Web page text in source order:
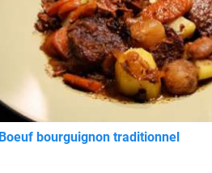
Boeuf bourguignon traditionnel